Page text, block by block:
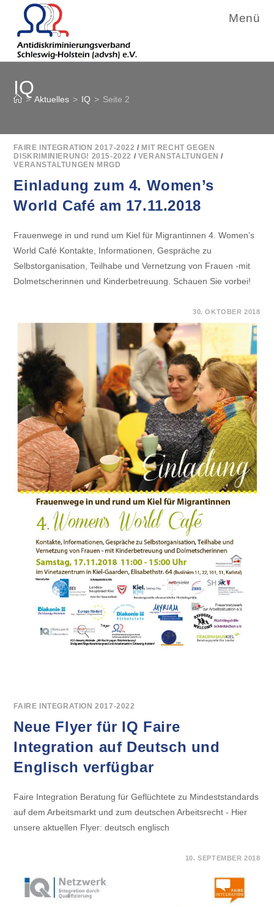
Inhalt
springen
Menü
IQ
> Aktuelles > IQ > Seite 2
FAIRE INTEGRATION 2017-2022 / MIT RECHT GEGEN
DISKRIMINIERUNG! 2015-2022 / VERANSTALTUNGEN /
VERANSTALTUNGEN MRGD
Einladung zum 4. Women’s
World Café am 17.11.2018
Frauenwege in und rund um Kiel für Migrantinnen 4. Women’s
World Café Kontakte, Informationen, Gespräche zu
Selbstorganisation, Teilhabe und Vernetzung von Frauen -mit
Dolmetscherinnen und Kinderbetreuung. Schauen Sie vorbei!
WOMEN’S
WORLD
CAFÉ
AM
17.11.2018
30. OKTOBER 2018
FAIRE INTEGRATION 2017-2022
Neue Flyer für IQ Faire
Integration auf Deutsch und
Englisch verfügbar
Faire Integration Beratung für Geflüchtete zu Mindeststandards
auf dem Arbeitsmarkt und zum deutschen Arbeitsrecht - Hier
unsere aktuellen Flyer: deutsch englisch
10. SEPTEMBER 2018